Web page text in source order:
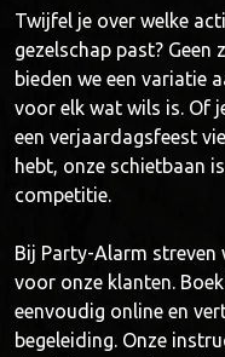
Twijfel je over welke
gezelschap past?
bieden we een variatie
voor elk wat wils is. Of
een verjaardagsfeest
hebt, onze schietbaan
competitie.
Bij Party-Alarm streven
voor onze klanten.
eenvoudig online en
begeleiding. Onze